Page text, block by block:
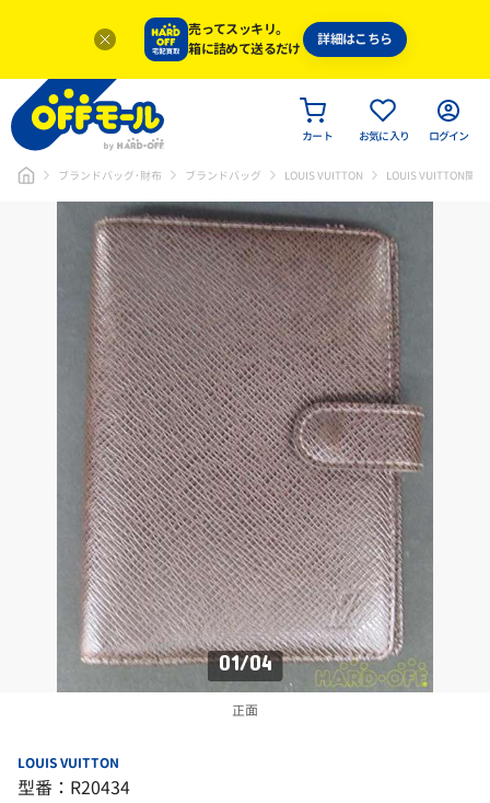
売ってスッキリ。
箱に詰めて送るだけ
詳細はこちら
カート お気に入り ログイン
ブランドバッグ･財布 ブランドバッグ LOUIS VUITTON LOUIS VUITTON関連
01/04
正面
LOUIS VUITTON
型番：R20434